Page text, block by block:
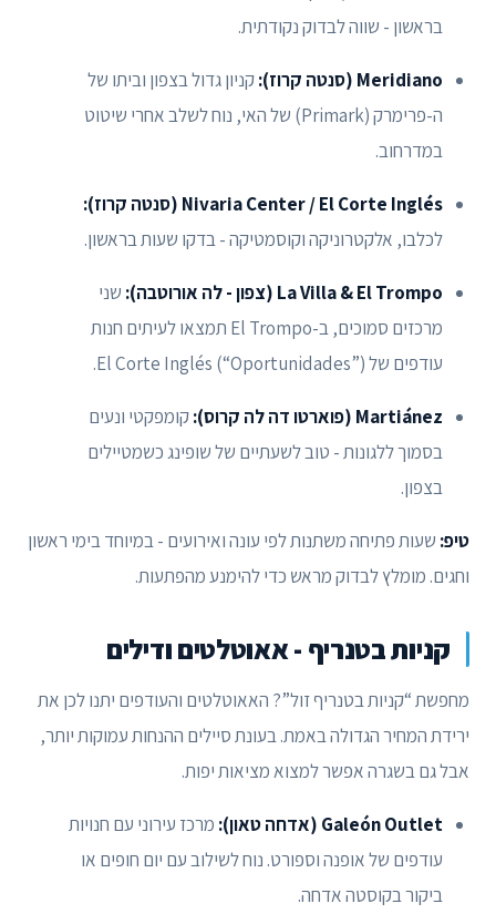
בראשון - שווה לבדוק נקודתית.
Meridiano (סנטה קרוז):
קניון גדול בצפון וביתו של
ה-פרימרק (Primark) של האי, נוח לשלב אחרי שיטוט
במדרחוב.
Nivaria Center / El Corte Inglés (סנטה קרוז):
לכלבו, אלקטרוניקה וקוסמטיקה - בדקו שעות בראשון.
La Villa & El Trompo (צפון - לה אורוטבה):
שני
מרכזים סמוכים, ב-El Trompo תמצאו לעיתים חנות
עודפים של El Corte Inglés (“Oportunidades”).
Martiánez (פוארטו דה לה קרוס):
קומפקטי ונעים
בסמוך ללגונות - טוב לשעתיים של שופינג כשמטיילים
בצפון.
טיפ: שעות פתיחה משתנות לפי עונה ואירועים - במיוחד בימי ראשון
וחגים. מומלץ לבדוק מראש כדי להימנע מהפתעות.
קניות בטנריף - אאוטלטים ודילים
מחפשת “קניות בטנריף זול”? האאוטלטים והעודפים יתנו לכן את
ירידת המחיר הגדולה באמת. בעונת סיילים ההנחות עמוקות יותר,
אבל גם בשגרה אפשר למצוא מציאות יפות.
Galeón Outlet (אדחה טאון):
מרכז עירוני עם חנויות
עודפים של אופנה וספורט. נוח לשילוב עם יום חופים או
ביקור בקוסטה אדחה.